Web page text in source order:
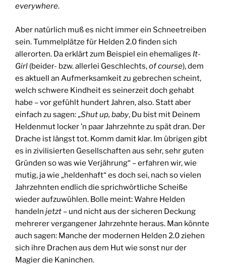
everywhere.
Aber natürlich muß es nicht immer ein Schneetreiben
sein. Tummelplätze für Helden 2.0 finden sich
allerorten. Da erklärt zum Beispiel ein ehemaliges It-
Girl (beider- bzw. allerlei Geschlechts,of course), dem
es aktuell an Aufmerksamkeit zu gebrechen scheint,
welch schwere Kindheit es seinerzeit doch gehabt
habe – vor gefühlt hundert Jahren, also. Statt aber
einfach zu sagen: „Shut up, baby, Du bist mit Deinem
Heldenmut locker ’n paar Jahrzehnte zu spät dran. Der
Drache ist längst tot. Komm damit klar. Im übrigen gibt
es in zivilisierten Gesellschaften aus sehr, sehr guten
Gründen so was wie Verjährung“ – erfahren wir, wie
mutig, ja wie „heldenhaft“ es doch sei, nach so vielen
Jahrzehnten endlich die sprichwörtliche Scheiße
wieder aufzuwühlen. Bolle meint: Wahre Helden
handeln jetzt – und nicht aus der sicheren Deckung
mehrerer vergangener Jahrzehnte heraus. Man könnte
auch sagen: Manche der modernen Helden 2.0 ziehen
sich ihre Drachen aus dem Hut wie sonst nur der
Magier die Kaninchen.